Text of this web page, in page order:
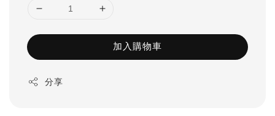
加入購物車
分享